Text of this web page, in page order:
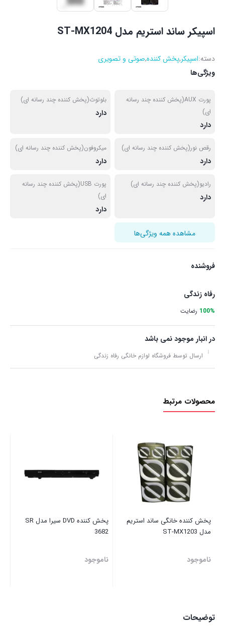
اسپیکر ساند استریم مدل ST-MX1204
دسته:اسپیکر,پخش کننده,صوتی و تصویری
ویژگی‌ها
پورت AUX(پخش کننده چند رسانه
ای)
دارد
بلوتوث(پخش کننده چند رسانه ای)
دارد
رقص نور(پخش کننده چند رسانه ای)
دارد
میکروفون(پخش کننده چند رسانه ای)
دارد
رادیو(پخش کننده چند رسانه ای)
دارد
پورت USB(پخش کننده چند رسانه
ای)
دارد
مشاهده همه ویژگی‌ها
فروشنده
رفاه زندگی
100% رضایت
در انبار موجود نمی باشد
ارسال توسط فروشگاه لوازم خانگی رفاه زندگی
محصولات مرتبط
پخش کننده خانگی ساند استریم
مدل ST-MX1203
ناموجود
پخش کننده DVD سیرا مدل SR
3682
ناموجود
توضیحات